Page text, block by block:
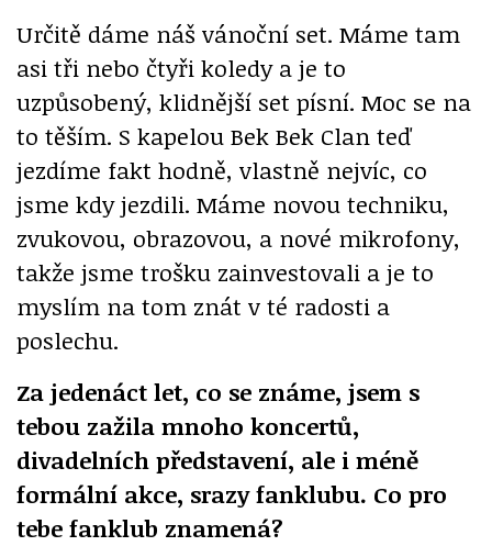
Určitě dáme náš vánoční set. Máme tam
asi tři nebo čtyři koledy a je to
uzpůsobený, klidnější set písní. Moc se na
to těším. S kapelou Bek Bek Clan teď
jezdíme fakt hodně, vlastně nejvíc, co
jsme kdy jezdili. Máme novou techniku,
zvukovou, obrazovou, a nové mikrofony,
takže jsme trošku zainvestovali a je to
myslím na tom znát v té radosti a
poslechu.
Za jedenáct let, co se známe, jsem s
tebou zažila mnoho koncertů,
divadelních představení, ale i méně
formální akce, srazy fanklubu. Co pro
tebe fanklub znamená?